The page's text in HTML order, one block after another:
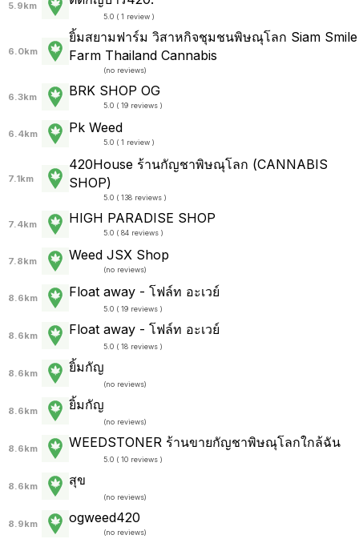
5.9km
5.0 ( 1 review )
6.0km
ยิ้มสยามฟาร์ม วิสาหกิจชุมชนพิษณุโลก Siam Smile
Farm Thailand Cannabis
(no reviews)
6.3km BRK SHOP OG
5.0 ( 19 reviews )
6.4km Pk Weed
5.0 ( 1 review )
7.1km
420House ร้านกัญชาพิษณุโลก (CANNABIS
SHOP)
5.0 ( 138 reviews )
7.4km HIGH PARADISE SHOP
5.0 ( 84 reviews )
7.8km Weed JSX Shop
(no reviews)
8.6km Float away - โฟล์ท อะเวย์
5.0 ( 19 reviews )
8.6km Float away - โฟล์ท อะเวย์
5.0 ( 18 reviews )
8.6km ยิ้มกัญ
(no reviews)
8.6km ยิ้มกัญ
(no reviews)
8.6km WEEDSTONER ร้านขายกัญชาพิษณุโลกใกล้ฉัน
5.0 ( 10 reviews )
8.6km สุข
(no reviews)
8.9km ogweed420
(no reviews)